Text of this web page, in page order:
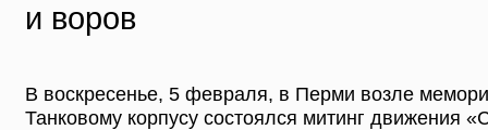
и воров
В воскресенье, 5 февраля, в Перми возле
Танковому корпусу состоялся митинг движения